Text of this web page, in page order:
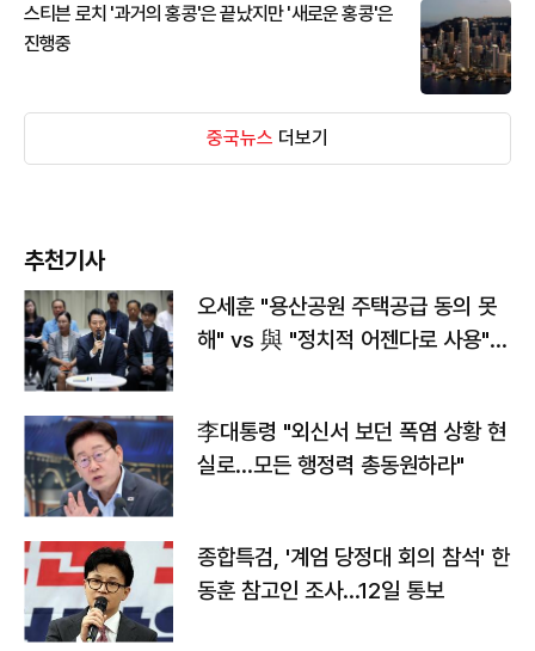
스티븐 로치 '과거의 홍콩'은 끝났지만 '새로운 홍콩'은
진행중
중국뉴스 더보기
추천기사
오세훈 "용산공원 주택공급 동의 못
해" vs 與 "정치적 어젠다로 사용"
李대통령 "외신서 보던 폭염 상황 현
실로…모든 행정력 총동원하라"
종합특검, '계엄 당정대 회의 참석' 한
동훈 참고인 조사...12일 통보